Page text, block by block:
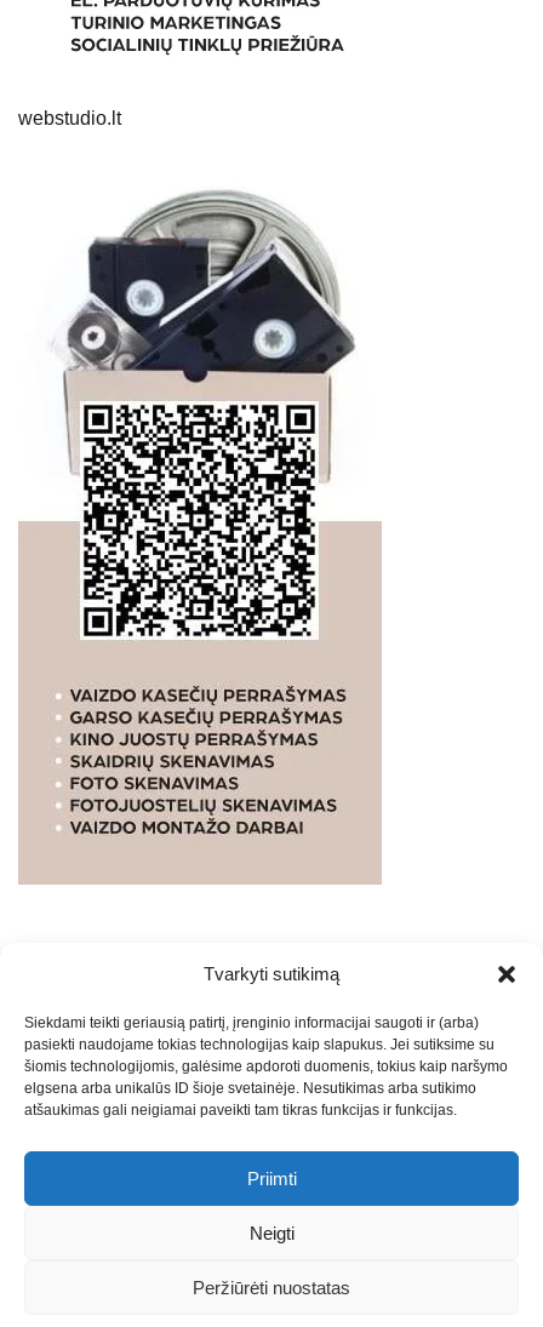
Tvarkyti sutikimą
Siekdami teikti geriausią patirtį, įrenginio informacijai saugoti ir (arba)
pasiekti naudojame tokias technologijas kaip slapukus. Jei sutiksime su
šiomis technologijomis, galėsime apdoroti duomenis, tokius kaip naršymo
elgsena arba unikalūs ID šioje svetainėje. Nesutikimas arba sutikimo
atšaukimas gali neigiamai paveikti tam tikras funkcijas ir funkcijas.
Priimti
Neigti
Peržiūrėti nuostatas
webstudio.lt
PASLAUGOS. SEO tekstų rašymas, turinio kūrimas,
straipsnių rašymas ir talpinimas į mūsų valdomas
svetaines.2026Armijai.LTTheme: Express News ByAdore
Themes.
Marketingo agentūra -Teisinės
-Saulius Narbutas
Regionų naujienos-